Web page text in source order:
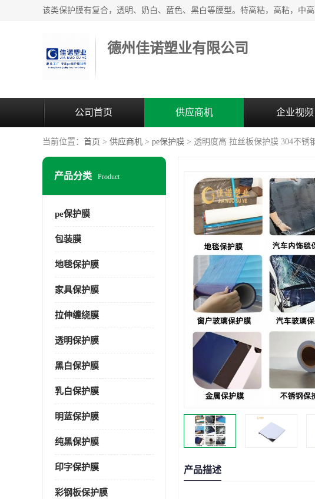
德州佳诺塑业有限公司
公司首页 供应商机 企业视频
当前位置： 首页 > 供应商机 > pe保护膜 > 透明度高 拉丝板保护膜 304不锈
产品分类 Product
pe保护膜
包装膜
地毯保护膜
家具保护膜
拉伸缠绕膜
透明保护膜
黑白保护膜
乳白保护膜
明蓝保护膜
纯黑保护膜
印字保护膜
彩钢板保护膜
产品描述